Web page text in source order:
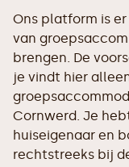
Ons platform is
van
brengen. De
je vindt hier
Cornwerd. Je
huiseigenaar en
rechtstreeks bij